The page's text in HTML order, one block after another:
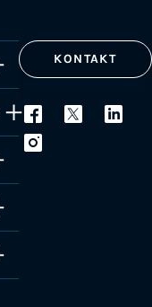
KONTAKT